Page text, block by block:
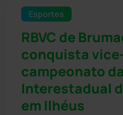
Esportes
RBVC de
conquista
campeonato
Interestadual
em Ilhéus